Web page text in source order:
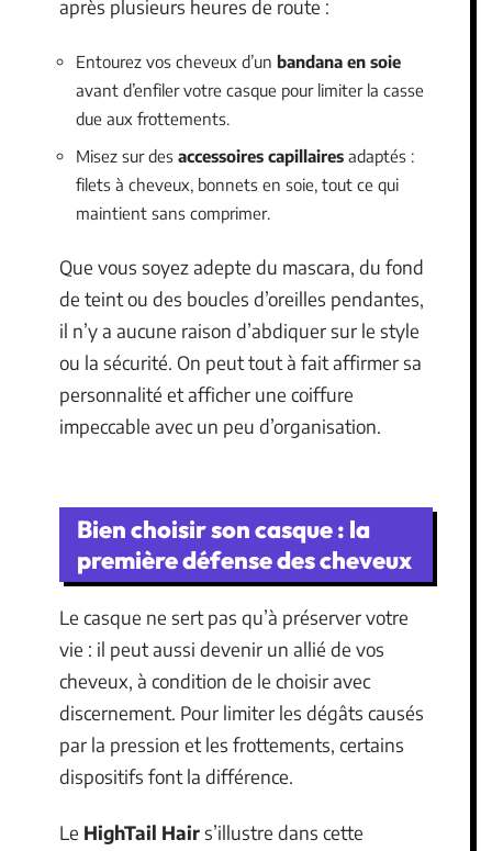
après plusieurs heures de route :
Entourez vos cheveux d’un bandana en soie
avant d’enfiler votre casque pour limiter la casse
due aux frottements.
Misez sur des accessoires capillaires adaptés :
filets à cheveux, bonnets en soie, tout ce qui
maintient sans comprimer.
Que vous soyez adepte du mascara, du fond
de teint ou des boucles d’oreilles pendantes,
il n’y a aucune raison d’abdiquer sur le style
ou la sécurité. On peut tout à fait affirmer sa
personnalité et afficher une coiffure
impeccable avec un peu d’organisation.
Bien choisir son casque : la
première défense des cheveux
Le casque ne sert pas qu’à préserver votre
vie : il peut aussi devenir un allié de vos
cheveux, à condition de le choisir avec
discernement. Pour limiter les dégâts causés
par la pression et les frottements, certains
dispositifs font la différence.
Le HighTail Hairs’illustre dans cette